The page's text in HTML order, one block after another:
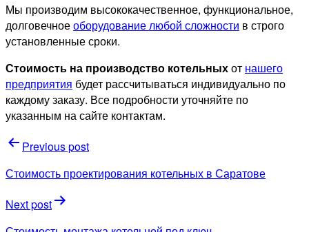
Мы производим высококачественное, функциональное,
долговечноеоборудование любой сложности в строго
установленные сроки.
Стоимость на производство котельныхот нашего
предприятия будет рассчитываться индивидуально по
каждому заказу. Все подробности уточняйте по
указанным на сайте контактам.
Навигация
по
записям
Previous post
Стоимость проектирования котельных в Саратове
Next post